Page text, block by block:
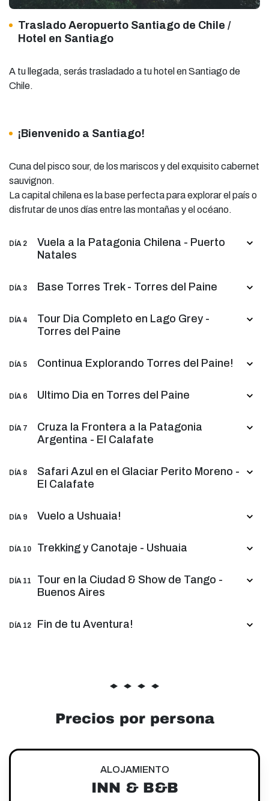
Traslado Aeropuerto Santiago de Chile /
Hotel en Santiago
A tu llegada, serás trasladado a tu hotel en Santiago de
Chile.
¡Bienvenido a Santiago!
Cuna del pisco sour, de los mariscos y del exquisito cabernet
sauvignon.
La capital chilena es la base perfecta para explorar el país o
disfrutar de unos días entre las montañas y el océano.
DÍA 2
Vuela a la Patagonia Chilena - Puerto
Natales
DÍA 3 Base Torres Trek - Torres del Paine
DÍA 4
Tour Dia Completo en Lago Grey -
Torres del Paine
DÍA 5 Continua Explorando Torres del Paine!
DÍA 6 Ultimo Dia en Torres del Paine
DÍA 7
Cruza la Frontera a la Patagonia
Argentina - El Calafate
DÍA 8
Safari Azul en el Glaciar Perito Moreno -
El Calafate
DÍA 9 Vuelo a Ushuaia!
DÍA 10 Trekking y Canotaje - Ushuaia
DÍA 11
Tour en la Ciudad & Show de Tango -
Buenos Aires
DÍA 12 Fin de tu Aventura!
Precios por persona
ALOJAMIENTO
INN & B&B